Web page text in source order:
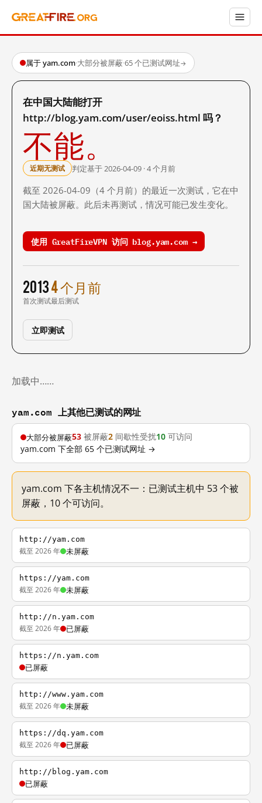
属于 yam.com·大部分被屏蔽·65 个已测试网址→
在中国大陆能打开
http://blog.yam.com/user/eoiss.html 吗？
不能。
近期无测试 判定基于 2026-04-09 · 4 个月前
截至 2026-04-09（4 个月前）的最近一次测试，它在中
国大陆被屏蔽。此后未再测试，情况可能已发生变化。
使用 GreatFireVPN 访问 blog.yam.com →
2013
首次测试
4 个月前
最后测试
立即测试
加载中……
yam.com 上其他已测试的网址
大部分被屏蔽53 被屏蔽2 间歇性受扰10 可访问
yam.com 下全部 65 个已测试网址 →
yam.com 下各主机情况不一：已测试主机中 53 个被
屏蔽，10 个可访问。
http://yam.com
截至 2026 年 未屏蔽
https://yam.com
截至 2026 年 未屏蔽
http://n.yam.com
截至 2026 年 已屏蔽
https://n.yam.com
已屏蔽
http://www.yam.com
截至 2026 年 未屏蔽
https://dq.yam.com
截至 2026 年 已屏蔽
http://blog.yam.com
已屏蔽